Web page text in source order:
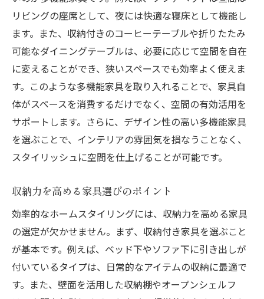
リビングの座席として、夜には快適な寝床として機能し
ます。また、収納付きのコーヒーテーブルや折りたたみ
可能なダイニングテーブルは、必要に応じて空間を自在
に変えることができ、狭いスペースでも効率よく使えま
す。このような多機能家具を取り入れることで、家具自
体がスペースを消費するだけでなく、空間の有効活用を
サポートします。さらに、デザイン性の高い多機能家具
を選ぶことで、インテリアの雰囲気を損なうことなく、
スタイリッシュに空間を仕上げることが可能です。
収納力を高める家具選びのポイント
効率的なホームスタイリングには、収納力を高める家具
の選定が欠かせません。まず、収納付き家具を選ぶこと
が基本です。例えば、ベッド下やソファ下に引き出しが
付いているタイプは、日常的なアイテムの収納に最適で
す。また、壁面を活用した収納棚やオープンシェルフ